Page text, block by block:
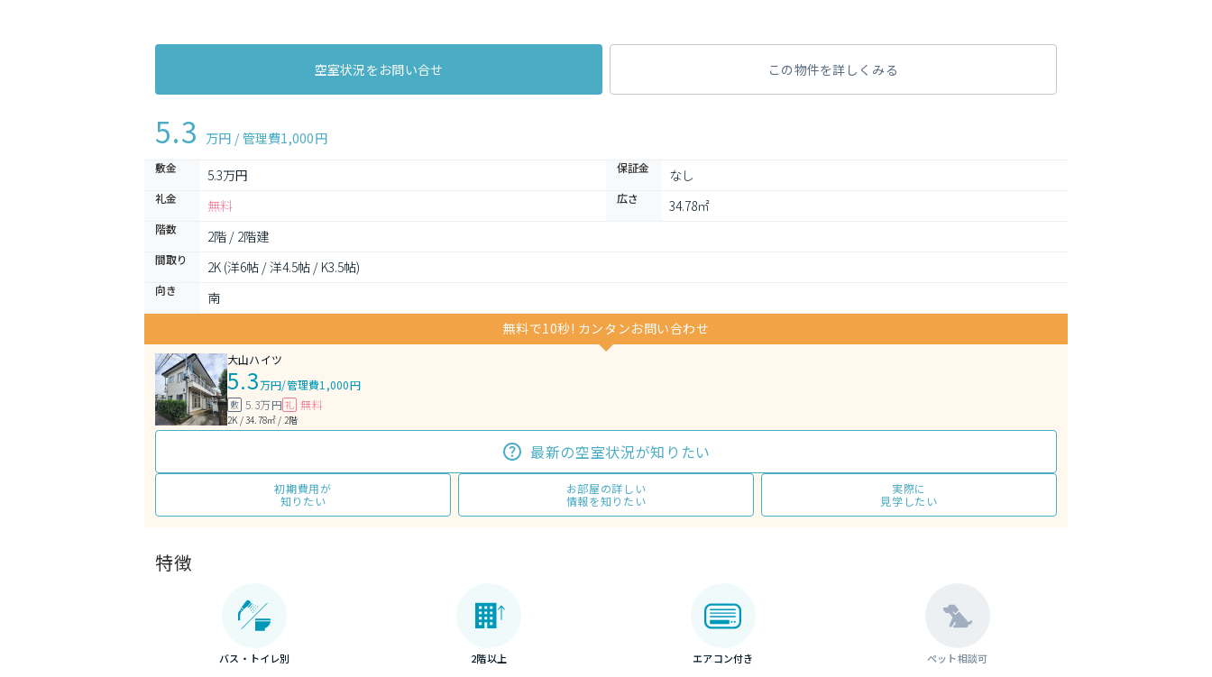
空室状況をお問い合せ この物件を詳しくみる
5.3 万円 / 管理費1,000円
敷金 5.3万円 保証金 なし
礼金 無料 広さ 34.78㎡
階数 2階 / 2階建
間取り 2K (洋6帖 / 洋4.5帖 / K3.5帖)
向き
南
無料で10秒! カンタンお問い合わせ
大山ハイツ
5.3万円/管理費1,000円
敷 5.3万円 礼 無料
2K / 34.78㎡ / 2階
最新の空室状況が知りたい
初期費用が
知りたい
お部屋の詳しい
情報を知りたい
実際に
見学したい
特徴
バス・トイレ別 2階以上 エアコン付き ペット相談可